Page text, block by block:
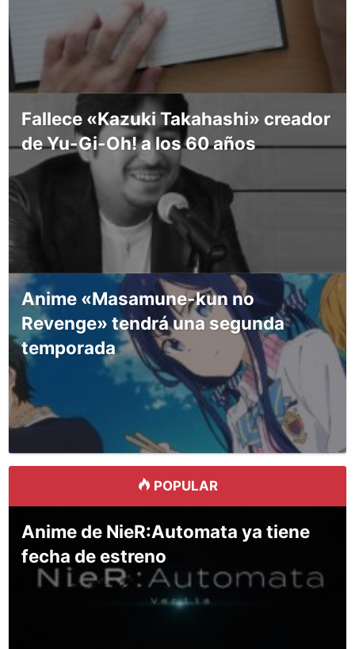
Fallece «Kazuki Takahashi» creador
de Yu-Gi-Oh! a los 60 años
Anime «Masamune-kun no
Revenge» tendrá una segunda
temporada
POPULAR
Anime de NieR:Automata ya tiene
fecha de estreno